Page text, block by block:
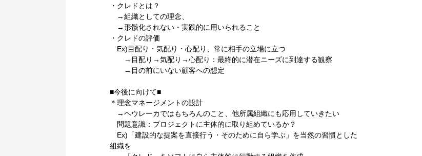
・クレドとは？
→組織としての理念、
→形骸化されない・実践的に用いられること
・クレドの評価
Ex)目配り・気配り・心配り、常に相手の立場に立つ
→目配り→気配り→心配り：最終的に潜在ニーズに到達する観察
→目の前にいない顧客への想定
■今後に向けて■
＊理念マネージメントの設計
→ヘウレーカではもちろんのこと、他所属組織にも応用していきたい
問題意識：プロジェクトに主体的に取り組めているか？
Ex)「建設的な提案を直接行う・そのために自ら学ぶ」を当然の習慣とした
組織を